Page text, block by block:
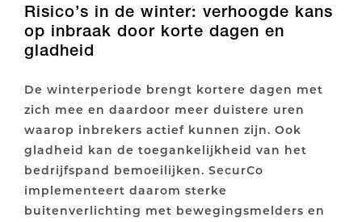
Risico’s in de winter: verhoogde kans
op inbraak door korte dagen en
gladheid
De winterperiode brengt kortere dagen met
zich mee en daardoor meer duistere uren
waarop inbrekers actief kunnen zijn. Ook
gladheid kan de toegankelijkheid van het
bedrijfspand bemoeilijken. SecurCo
implementeert daarom sterke
buitenverlichting met bewegingsmelders en